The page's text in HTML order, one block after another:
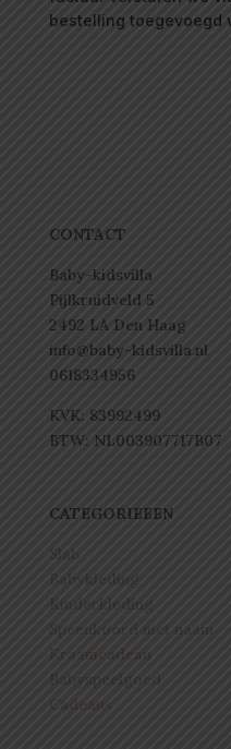
bestelling toegevoegd
CONTACT
Baby-kidsvilla
Pijlkruidveld 5
2492 LA Den Haag
info@baby-kidsvilla.nl
0618334956
KVK: 83992499
BTW: NL003907717B07
CATEGORIEEEN
Slab
Babykleding
Kinderkleding
Speenkoord met naam
Kraamcadeau
Babyspeelgoed
Cadeaus